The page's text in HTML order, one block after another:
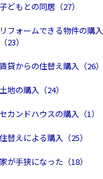
子どもとの同居（27）
リフォームできる物件の購入
（23）
賃貸からの住替え購入（26）
土地の購入（24）
セカンドハウスの購入（1）
住替えによる購入（25）
家が手狭になった（18）